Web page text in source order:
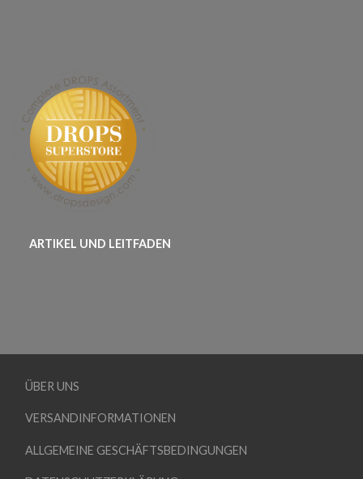
ARTIKEL UND LEITFADEN
ÜBER UNS
VERSANDINFORMATIONEN
ALLGEMEINE GESCHÄFTSBEDINGUNGEN